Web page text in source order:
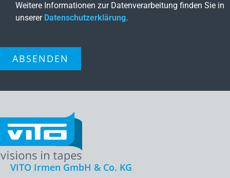
Weitere Informationen zur Datenverarbeitung finden Sie in
unserer Datenschutzerklärung.
ABSENDEN
VITO Irmen GmbH & Co. KG